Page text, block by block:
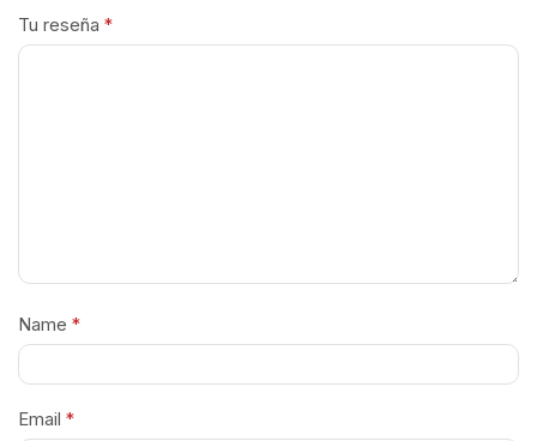
Tu reseña *
Name *
Email *